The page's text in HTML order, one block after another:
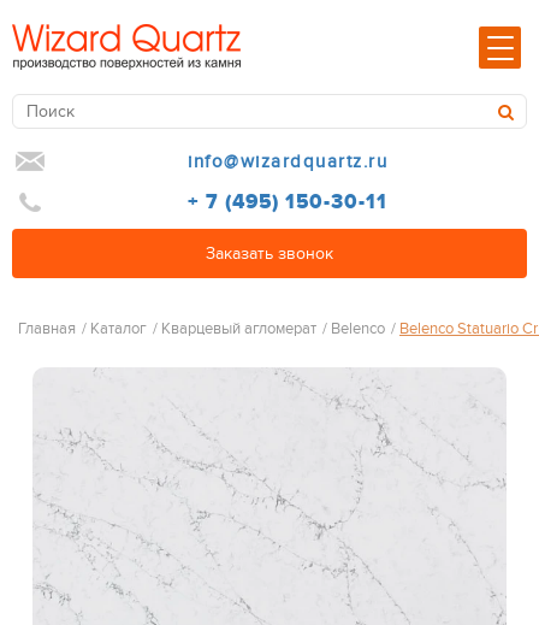
info@wizardquartz.ru
+ 7 (495) 150-30-11
Заказать звонок
Главная / Каталог / Кварцевый агломерат / Belenco / Belenco Statuario